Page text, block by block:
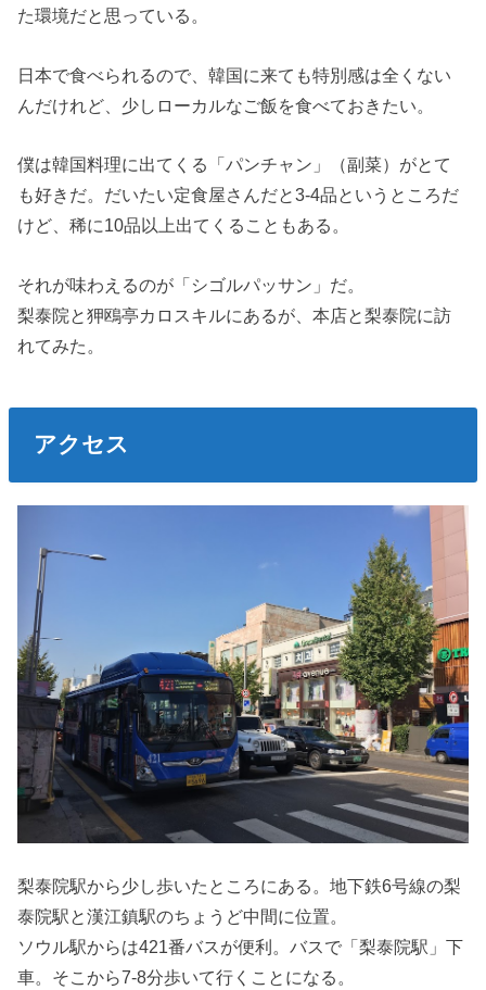
た環境だと思っている。
日本で食べられるので、韓国に来ても特別感は全くない
んだけれど、少しローカルなご飯を食べておきたい。
僕は韓国料理に出てくる「パンチャン」（副菜）がとて
も好きだ。だいたい定食屋さんだと3-4品というところだ
けど、稀に10品以上出てくることもある。
それが味わえるのが「シゴルパッサン」だ。
梨泰院と狎鴎亭カロスキルにあるが、本店と梨泰院に訪
れてみた。
アクセス
梨泰院駅から少し歩いたところにある。地下鉄6号線の梨
泰院駅と漢江鎮駅のちょうど中間に位置。
ソウル駅からは421番バスが便利。バスで「梨泰院駅」下
車。そこから7-8分歩いて行くことになる。